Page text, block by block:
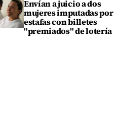
Envían a juicio a dos
mujeres imputadas por
estafas con billetes
"premiados" de lotería